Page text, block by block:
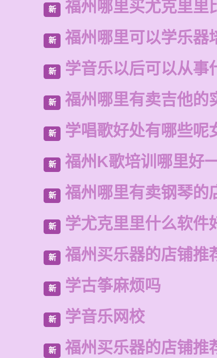
新 福州哪里买尤克里里
新 福州哪里可以学乐器
新 学音乐以后可以从事
新 福州哪里有卖吉他的
新 学唱歌好处有哪些呢
新 福州K歌培训哪里好
新 福州哪里有卖钢琴的
新 学尤克里里什么软件
新 福州买乐器的店铺推
新 学古筝麻烦吗
新 学音乐网校
新 福州买乐器的店铺推